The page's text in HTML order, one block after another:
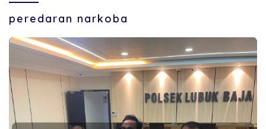
peredaran narkoba